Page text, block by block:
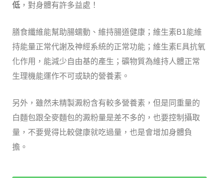
低 ，對身體有許多益處！
膳食纖維能幫助腸蠕動、維持腸道健康；維生素B1能維
持能量正常代謝及神經系統的正常功能；維生素E具抗氧
化作用，能減少自由基的產生；礦物質為維持人體正常
生理機能運作不可或缺的營養素。
另外，雖然未精製澱粉含有較多營養素，但是同重量的
白麵包跟全麥麵包的澱粉量是差不多的，也要控制攝取
量，不要覺得比較健康就吃過量，也是會增加身體負
擔。